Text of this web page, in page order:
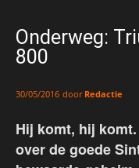
Onderweg:
800
30/05/2016 door Redactie
Hij komt, hij
over de goede